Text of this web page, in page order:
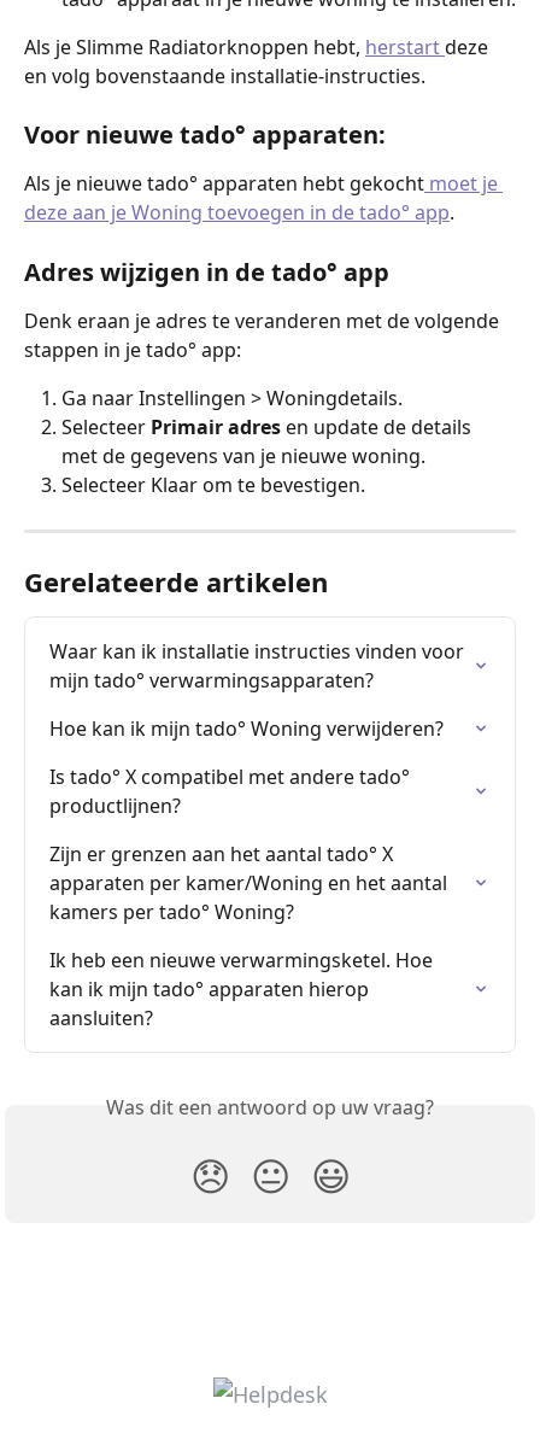
Als je Slimme Radiatorknoppen hebt, herstart deze
en volg bovenstaande installatie-instructies.
Voor nieuwe tado° apparaten:
Als je nieuwe tado° apparaten hebt gekocht moet je
deze aan je Woning toevoegen in de tado° app.
Adres wijzigen in de tado° app
Denk eraan je adres te veranderen met de volgende
stappen in je tado° app:
Ga naar Instellingen > Woningdetails.
Selecteer Primair adres en update de details
met de gegevens van je nieuwe woning.
Selecteer Klaar om te bevestigen.
Gerelateerde artikelen
Waar kan ik installatie instructies vinden voor
mijn tado° verwarmingsapparaten?
Hoe kan ik mijn tado° Woning verwijderen?
Is tado° X compatibel met andere tado°
productlijnen?
Zijn er grenzen aan het aantal tado° X
apparaten per kamer/Woning en het aantal
kamers per tado° Woning?
Ik heb een nieuwe verwarmingsketel. Hoe
kan ik mijn tado° apparaten hierop
aansluiten?
Was dit een antwoord op uw vraag?
😞 😐 😃